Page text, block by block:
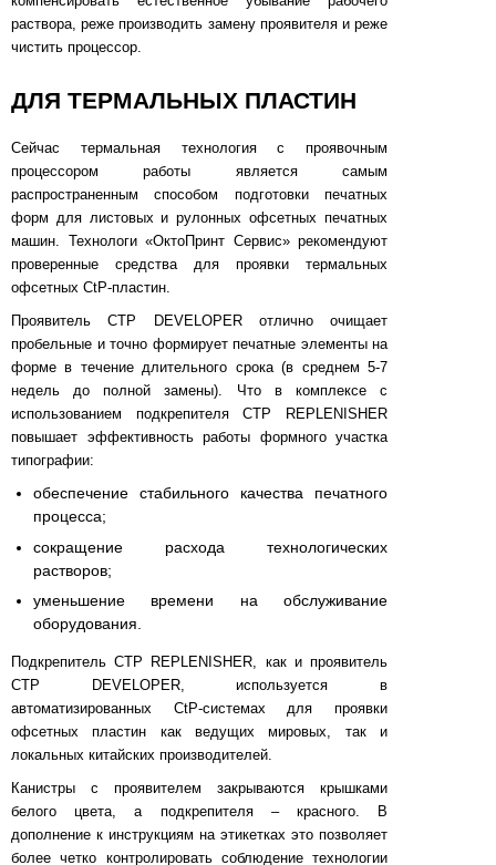
раствора, реже производить замену проявителя и реже
чистить процессор.
ДЛЯ ТЕРМАЛЬНЫХ ПЛАСТИН
Сейчас термальная технология c проявочным
процессором работы является самым
распространенным способом подготовки печатных
форм для листовых и рулонных офсетных печатных
машин. Технологи «ОктоПринт Сервис» рекомендуют
проверенные средства для проявки термальных
офсетных CtP-пластин.
Проявитель CTP DEVELOPER отлично очищает
пробельные и точно формирует печатные элементы на
форме в течение длительного срока (в среднем 5-7
недель до полной замены). Что в комплексе с
использованием подкрепителя CTP REPLENISHER
повышает эффективность работы формного участка
типографии:
обеспечение стабильного качества печатного
процесса;
сокращение расхода технологических
растворов;
уменьшение времени на обслуживание
оборудования.
Подкрепитель CTP REPLENISHER, как и проявитель
CTP DEVELOPER, используется в
автоматизированных СtР-системах для проявки
офсетных пластин как ведущих мировых, так и
локальных китайских производителей.
Канистры с проявителем закрываются крышками
белого цвета, а подкрепителя – красного. В
дополнение к инструкциям на этикетках это позволяет
более четко контролировать соблюдение технологии